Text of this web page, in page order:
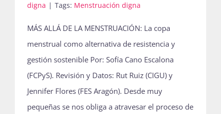
digna | Tags: Menstruación digna
MÁS ALLÁ DE LA MENSTRUACIÓN: La copa
menstrual como alternativa de resistencia y
gestión sostenible Por: Sofía Cano Escalona
(FCPyS). Revisión y Datos: Rut Ruiz (CIGU) y
Jennifer Flores (FES Aragón). Desde muy
pequeñas se nos obliga a atravesar el proceso de